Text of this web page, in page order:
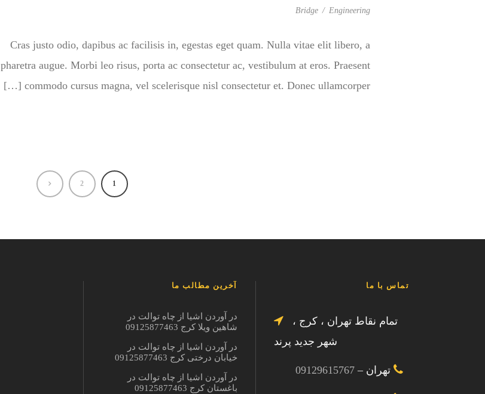
Bridge / Engineering
Cras justo odio, dapibus ac facilisis in, egestas eget quam. Nulla vitae elit libero, a
pharetra augue. Morbi leo risus, porta ac consectetur ac, vestibulum at eros. Praesent
commodo cursus magna, vel scelerisque nisl consectetur et. Donec ullamcorper […]
1
2
آخرین مطالب ما
در آوردن اشیا از چاه توالت در
شاهین ویلا کرج 09125877463
در آوردن اشیا از چاه توالت در
خیابان درختی کرج 09125877463
در آوردن اشیا از چاه توالت در
باغستان کرج 09125877463
تماس با ما
شهر جدید پرند
تهران – 09129615767